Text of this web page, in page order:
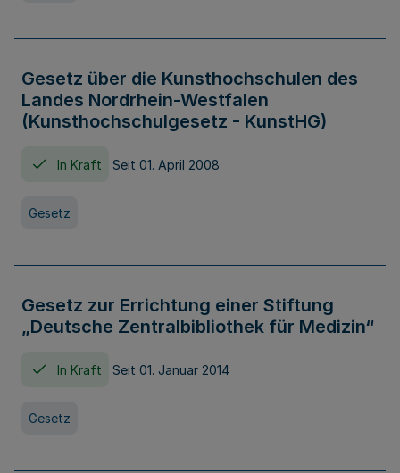
Gesetz über die Kunsthochschulen des
Landes Nordrhein-Westfalen
(Kunsthochschulgesetz - KunstHG)
In Kraft Seit 01. April 2008
Gesetz
Gesetz zur Errichtung einer Stiftung
„Deutsche Zentralbibliothek für Medizin“
In Kraft Seit 01. Januar 2014
Gesetz